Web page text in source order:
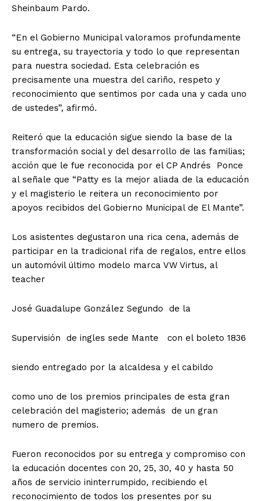
Sheinbaum Pardo.
“En el Gobierno Municipal valoramos profundamente
su entrega, su trayectoria y todo lo que representan
para nuestra sociedad. Esta celebración es
precisamente una muestra del cariño, respeto y
reconocimiento que sentimos por cada una y cada uno
de ustedes”, afirmó.
Reiteró que la educación sigue siendo la base de la
transformación social y del desarrollo de las familias;
acción que le fue reconocida por el CP Andrés Ponce
al señale que “Patty es la mejor aliada de la educación
y el magisterio le reitera un reconocimiento por
apoyos recibidos del Gobierno Municipal de El Mante”.
Los asistentes degustaron una rica cena, además de
participar en la tradicional rifa de regalos, entre ellos
un automóvil último modelo marca VW Virtus, al
teacher
José Guadalupe González Segundo de la
Supervisión de ingles sede Mante con el boleto 1836
siendo entregado por la alcaldesa y el cabildo
como uno de los premios principales de esta gran
celebración del magisterio; además de un gran
numero de premios.
Fueron reconocidos por su entrega y compromiso con
la educación docentes con 20, 25, 30, 40 y hasta 50
años de servicio ininterrumpido, recibiendo el
reconocimiento de todos los presentes por su